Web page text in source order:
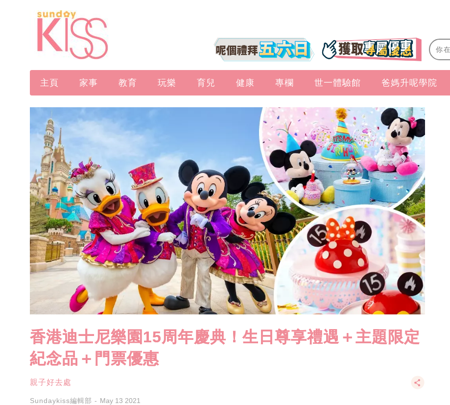
主頁 家事 教育 玩樂 育兒 健康 專欄 世一體驗館 爸媽升呢學院
香港迪士尼樂園15周年慶典！生日尊享禮遇＋主題限定
紀念品＋門票優惠
親子好去處
Sundaykiss編輯部 May 13 2021